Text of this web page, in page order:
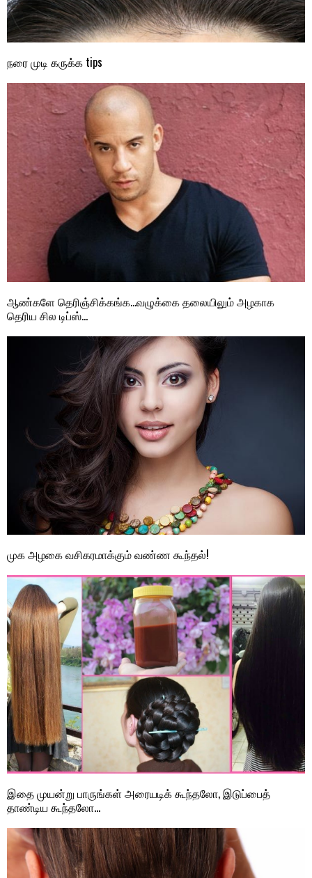
நரை முடி கருக்க tips
ஆண்களே தெரிஞ்சிக்கங்க…வழுக்கை தலையிலும் அழகாக
தெரிய சில டிப்ஸ்…
முக அழகை வசிகரமாக்கும் வண்ண கூந்தல்!
இதை முயன்று பாருங்கள் அரையடிக் கூந்தலோ, இடுப்பைத்
தாண்டிய கூந்தலோ…